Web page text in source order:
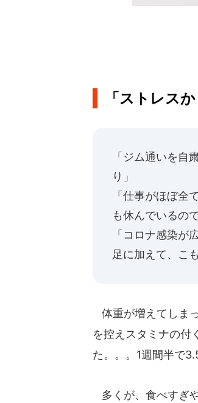
「ストレス
「ジム通いを自
り」
「仕事がほぼ全
も休んでいるの
「コロナ感染が
足に加えて、こ
体重が増えてしま
を控えスタミナの付
た。。。1週間半で
多くが、食べすぎ